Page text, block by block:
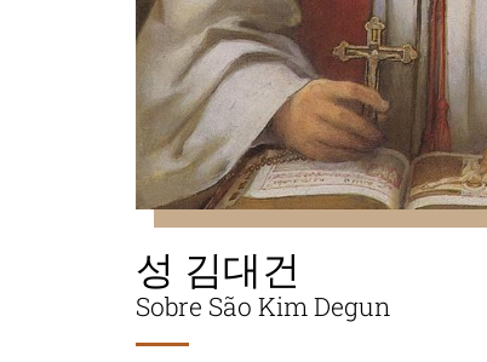
성 김대건
Sobre São Kim Degun